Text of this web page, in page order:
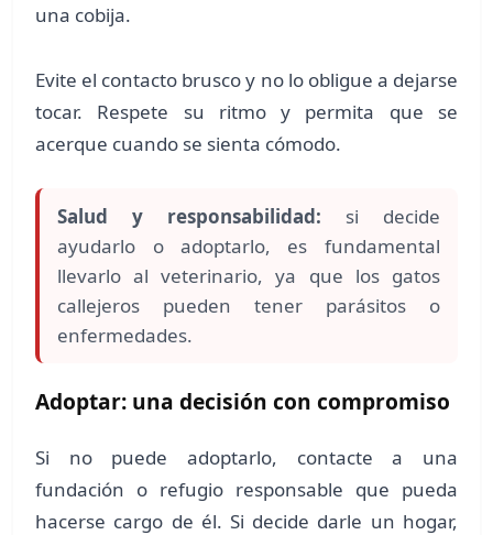
una cobija.
Evite el contacto brusco y no lo obligue a dejarse
tocar. Respete su ritmo y permita que se
acerque cuando se sienta cómodo.
Salud y responsabilidad: si decide
ayudarlo o adoptarlo, es fundamental
llevarlo al veterinario, ya que los gatos
callejeros pueden tener parásitos o
enfermedades.
Adoptar: una decisión con compromiso
Si no puede adoptarlo, contacte a una
fundación o refugio responsable que pueda
hacerse cargo de él. Si decide darle un hogar,